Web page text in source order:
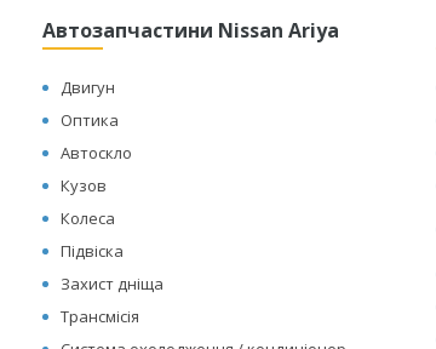
Автозапчастини Nissan Ariya
Двигун
Оптика
Автоскло
Кузов
Колеса
Підвіска
Захист дніща
Трансмісія